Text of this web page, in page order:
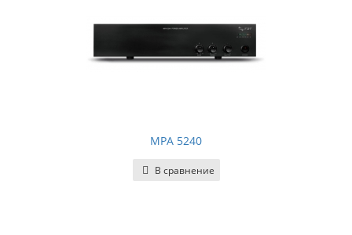
MPA 5240
В сравнение